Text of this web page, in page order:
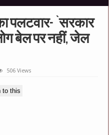
पलटवार- `सरकार
बेल पर नहीं, जेल
506 Views
to this